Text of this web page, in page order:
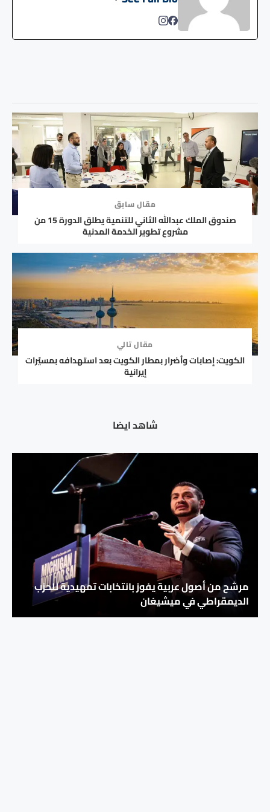
مقال سابق
صندوق الملك عبدالله الثاني للتنمية يطلق الدورة 15 من
مشروع تطوير الخدمة المدنية
مقال تالي
الكويت: إصابات وأضرار بمطار الكويت بعد استهدافه بمسيّرات
إيرانية
شاهد ايضا
مرشح من أصول عربية يفوز بانتخابات تمهيدية للحزب
الديمقراطي في ميشيغان